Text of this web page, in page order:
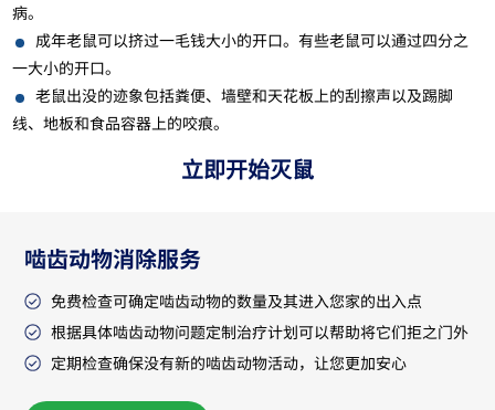
病。
成年老鼠可以挤过一毛钱大小的开口。有些老鼠可以通过四分之
一大小的开口。
老鼠出没的迹象包括粪便、墙壁和天花板上的刮擦声以及踢脚
线、地板和食品容器上的咬痕。
立即开始灭鼠
啮齿动物消除服务
免费检查可确定啮齿动物的数量及其进入您家的出入点
根据具体啮齿动物问题定制治疗计划可以帮助将它们拒之门外
定期检查确保没有新的啮齿动物活动，让您更加安心